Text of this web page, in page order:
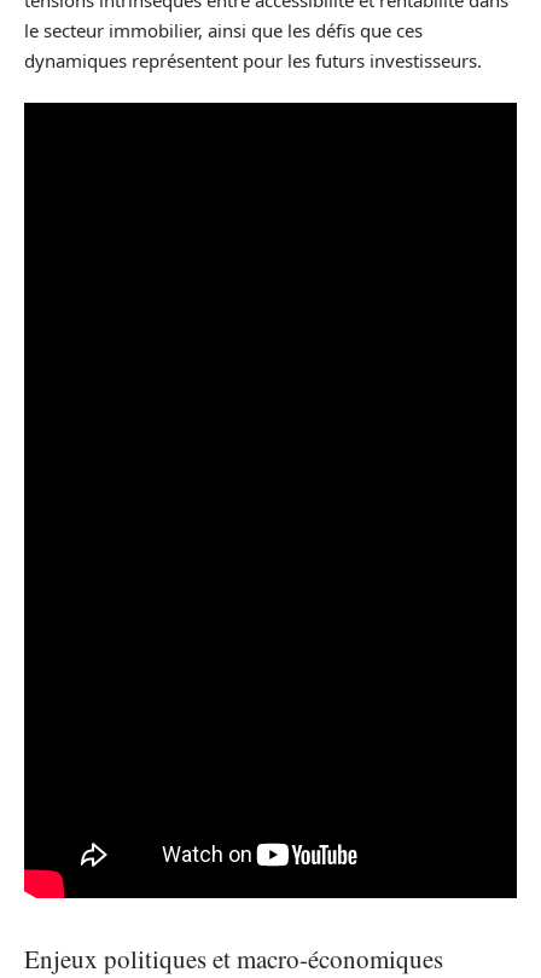
le secteur immobilier, ainsi que les défis que ces
dynamiques représentent pour les futurs investisseurs.
Enjeux politiques et macro-économiques